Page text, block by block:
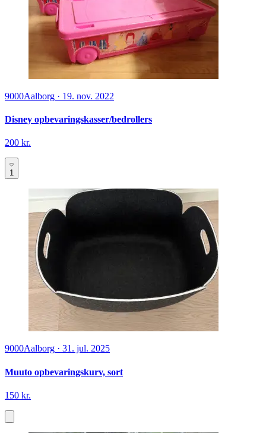
9000Aalborg · 19. nov. 2022
Disney opbevaringskasser/bedrollers
200 kr.
1
9000Aalborg · 31. jul. 2025
Muuto opbevaringskurv, sort
150 kr.